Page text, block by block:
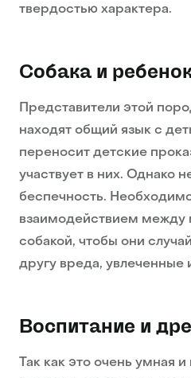
твердостью характера.
Собака и
Представители этой
находят общий язык с
переносит детские
участвует в них. Однако
беспечность.
взаимодействием между
собакой, чтобы они
другу вреда, увлеченные
Воспитание и
Так как это очень умная